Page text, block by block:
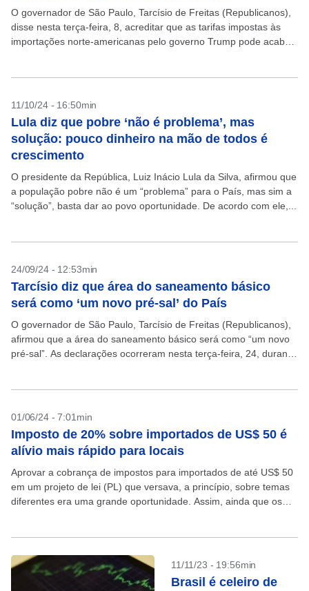
O governador de São Paulo, Tarcísio de Freitas (Republicanos),
disse nesta terça-feira, 8, acreditar que as tarifas impostas às
importações norte-americanas pelo governo Trump pode acabar
11/10/24 - 16:50min
Lula diz que pobre ‘não é problema’, mas
solução: pouco dinheiro na mão de todos é
crescimento
O presidente da República, Luiz Inácio Lula da Silva, afirmou que
a população pobre não é um “problema” para o País, mas sim a
“solução”, basta dar ao povo oportunidade. De acordo com ele,...
24/09/24 - 12:53min
Tarcísio diz que área do saneamento básico
será como ‘um novo pré-sal’ do País
O governador de São Paulo, Tarcísio de Freitas (Republicanos),
afirmou que a área do saneamento básico será como “um novo
pré-sal”. As declarações ocorreram nesta terça-feira, 24, durante
01/06/24 - 7:01min
Imposto de 20% sobre importados de US$ 50 é
alívio mais rápido para locais
Aprovar a cobrança de impostos para importados de até US$ 50
em um projeto de lei (PL) que versava, a princípio, sobre temas
diferentes era uma grande oportunidade. Assim, ainda que os
11/11/23 - 19:56min
Brasil é celeiro de